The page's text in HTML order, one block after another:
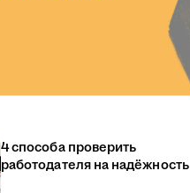
4 способа проверить
работодателя на надёжность